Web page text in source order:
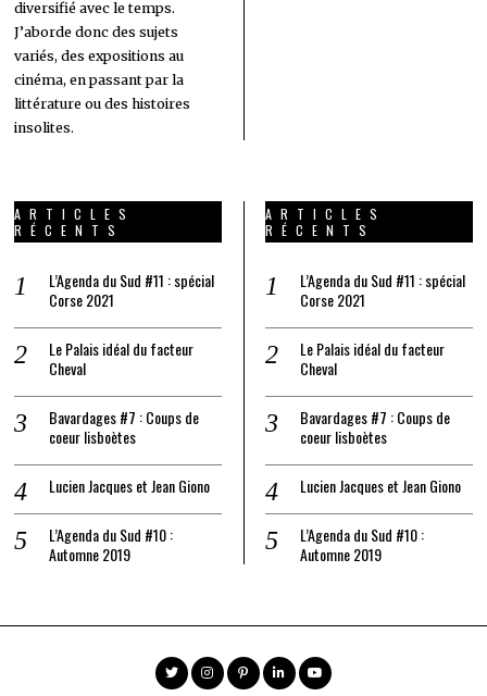
diversifié avec le temps.
J’aborde donc des sujets
variés, des expositions au
cinéma, en passant par la
littérature ou des histoires
insolites.
ARTICLES
RÉCENTS
L’Agenda du Sud #11 : spécial
Corse 2021
Le Palais idéal du facteur
Cheval
Bavardages #7 : Coups de
coeur lisboètes
Lucien Jacques et Jean Giono
L’Agenda du Sud #10 :
Automne 2019
ARTICLES
RÉCENTS
L’Agenda du Sud #11 : spécial
Corse 2021
Le Palais idéal du facteur
Cheval
Bavardages #7 : Coups de
coeur lisboètes
Lucien Jacques et Jean Giono
L’Agenda du Sud #10 :
Automne 2019